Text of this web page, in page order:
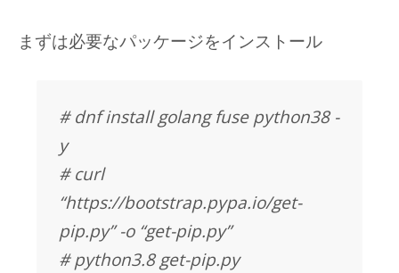
まずは必要なパッケージをインストール
# dnf install golang fuse python38 -
y
# curl
“https://bootstrap.pypa.io/get-
pip.py” -o “get-pip.py”
# python3.8 get-pip.py